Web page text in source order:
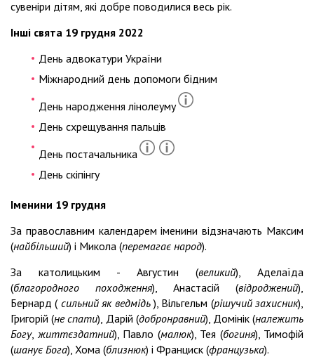
сувеніри дітям, які добре поводилися весь рік.
Інші свята 19 грудня 2022
День адвокатури України
Міжнародний день допомоги бідним
День народження лінолеуму
День схрещування пальців
День постачальника
День скіпінгу
Іменини 19 грудня
За православним календарем іменини відзначають Максим
(найбільший) і Микола (перемагає народ).
За католицьким - Августин (великий), Аделаїда
(благородного походження), Анастасій (відроджений),
Бернард ( сильний як ведмідь), Вільгельм (рішучий захисник),
Григорій (не спати), Дарій (добронравний), Домінік (належить
Богу, життєздатний), Павло (малюк), Тея (богиня), Тимофій
(шанує Бога), Хома (близнюк) і Франциск (французька).